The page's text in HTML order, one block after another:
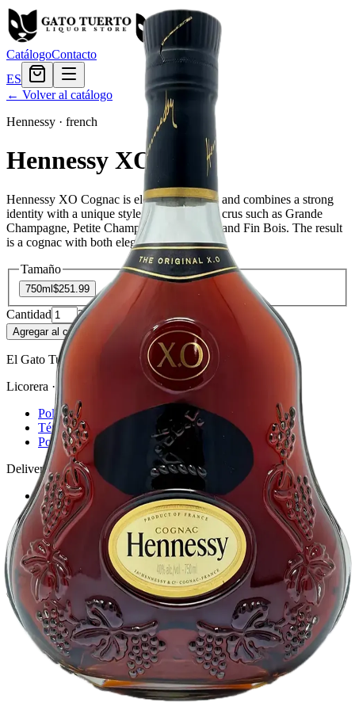
CatálogoContacto
ES
← Volver al catálogo
Hennessy · french
Hennessy XO
Hennessy XO Cognac is elegant, complex and combines a strong
identity with a unique style. It is a blend of crus such as Grande
Champagne, Petite Champagne, Borderies and Fin Bois. The result
is a cognac with both elegance and power.
Tamaño
750ml $251.99
Cantidad 2en stock
Agregar al carrito — $251.99
El Gato Tuerto
Licorera · envíos locales
Política de privacidad
Términos y condiciones
Política de devoluciones
Delivery · Miami
Delivery de licores en Miami
Alcohol a domicilio Miami
Delivery a Brickell
Licorera en Brickell
Delivery Coral Gables
Cervezas a domicilio Miami
© 2026 El Gato Tuerto · Licorera·Bebé responsablemente.